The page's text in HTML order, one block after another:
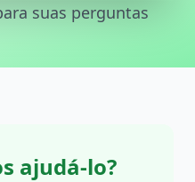
suas perguntas
ajudá-lo?